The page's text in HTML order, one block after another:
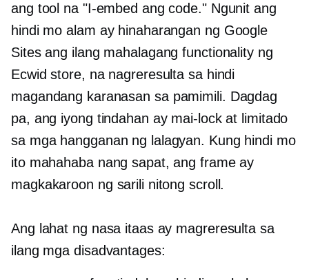
ang tool na "I-embed ang code." Ngunit ang
hindi mo alam ay hinaharangan ng Google
Sites ang ilang mahalagang functionality ng
Ecwid store, na nagreresulta sa hindi
magandang karanasan sa pamimili. Dagdag
pa, ang iyong tindahan ay mai-lock at limitado
sa mga hangganan ng lalagyan. Kung hindi mo
ito mahahaba nang sapat, ang frame ay
magkakaroon ng sarili nitong scroll.
Ang lahat ng nasa itaas ay magreresulta sa
ilang mga disadvantages: